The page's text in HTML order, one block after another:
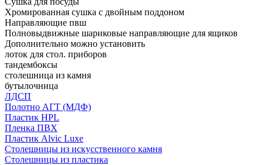
Хромированная сушка с двойным поддоном
Направляющие пвш
Полновыдвижные шариковые направляющие для ящиков
Дополнительно можно установить
лоток для стол. приборов
тандембоксы
столешница из камня
бутылочница
ЛДСП
Полотно АГТ (МДФ)
Пластик HPL
Пленка ПВХ
Пластик Alvic Luxe
Столешницы из искусственного камня
Столешницы из пластика